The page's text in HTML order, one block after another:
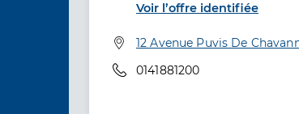
Voir l’offre identifiée
Adresse
12 Avenue Puvis De
Téléphone
0141881200